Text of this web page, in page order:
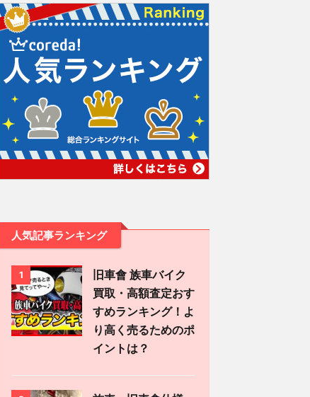
人気記事ランキング
1
旧車會 族車バイク
買取・高額査定おす
すめランキング！よ
り高く売るためのポ
イントは？